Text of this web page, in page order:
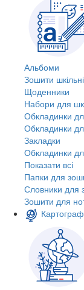
Альбоми
Зошити шкільні
Щоденники
Набори для
Обкладинки
Обкладинки
Закладки
Обкладинки
Показати всі
Папки для
Словники для
Зошити для